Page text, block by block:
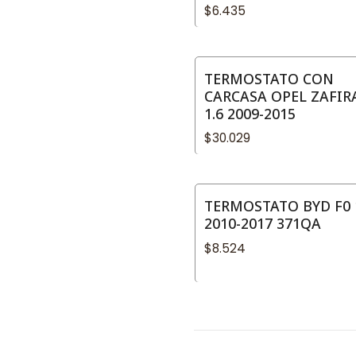
$6.435
TERMOSTATO CON
CARCASA OPEL
1.6 2009-2015
$30.029
TERMOSTATO BYD F0
2010-2017 371QA
$8.524